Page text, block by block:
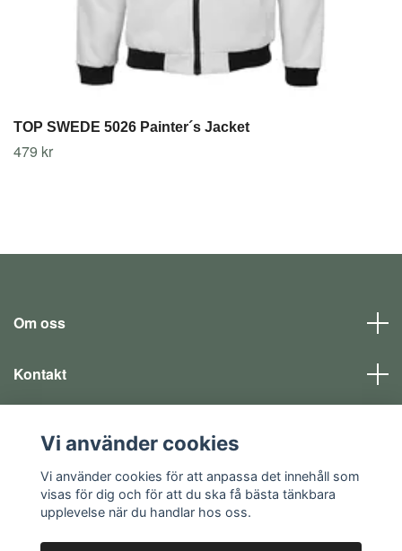
TOP SWEDE 5026 Painter´s Jacket
479 kr
Om oss
Kontakt
Sociala medier
Vi använder cookies
Vi använder cookies för att anpassa det innehåll som
visas för dig och för att du ska få bästa tänkbara
upplevelse när du handlar hos oss.